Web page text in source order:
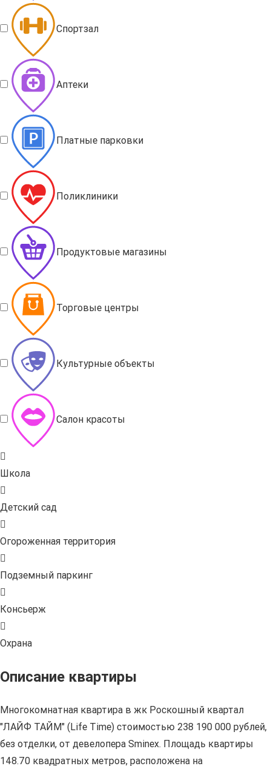
Спортзал
Аптеки
Платные парковки
Поликлиники
Продуктовые магазины
Торговые центры
Культурные объекты
Салон красоты
Школа
Детский сад
Огороженная территория
Подземный паркинг
Консьерж
Охрана
Описание квартиры
Многокомнатная квартира в жк Роскошный квартал
"ЛАЙФ ТАЙМ" (Life Time) стоимостью 238 190 000 рублей,
без отделки, от девелопера Sminex. Площадь квартиры
148.70 квадратных метров, расположена на